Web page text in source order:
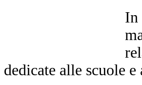
dedicate alle scuole